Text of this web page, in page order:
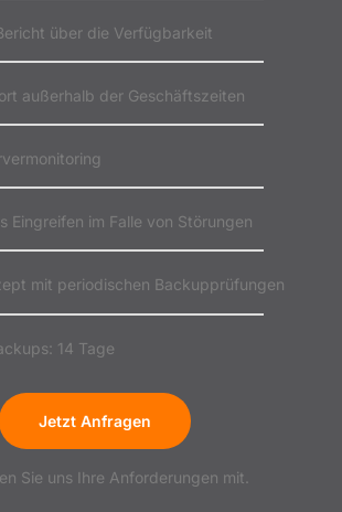
über die Verfügbarkeit
außerhalb der Geschäftszeiten
Eingreifen im Falle von Störungen
mit periodischen Backupprüfungen
14 Tage
Jetzt Anfragen
Sie uns Ihre Anforderungen mit.